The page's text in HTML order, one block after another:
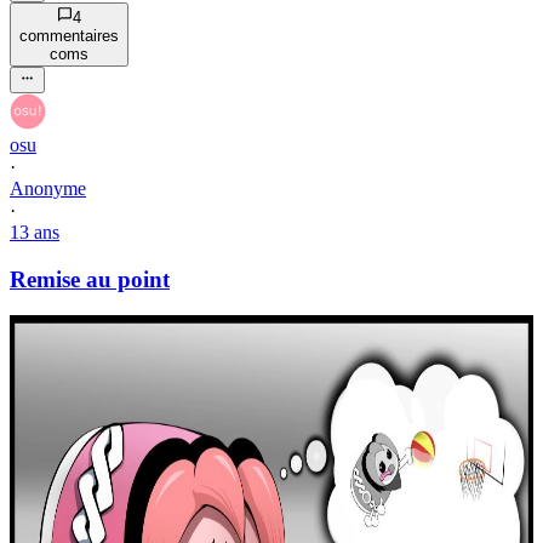
4
commentaires
coms
osu
·
Anonyme
·
13 ans
Remise au point